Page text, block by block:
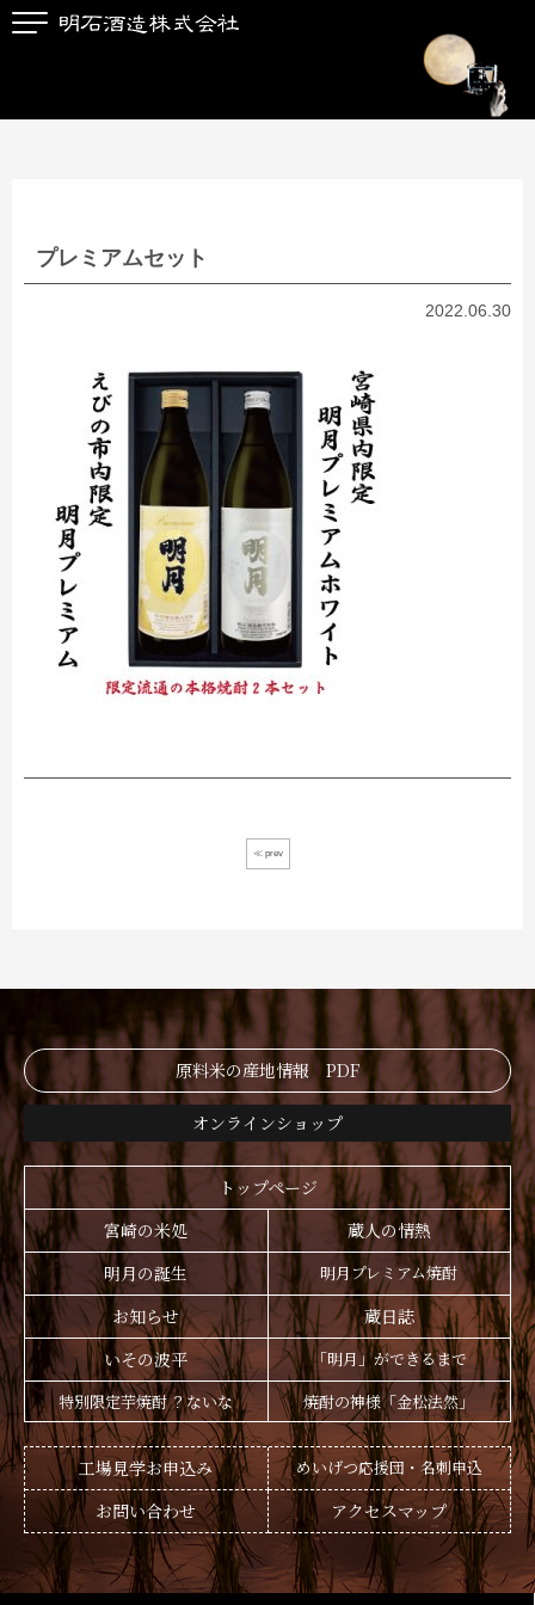
プレミアムセット
2022.06.30
≪ prev
原料米の産地情報 PDF
オンラインショップ
トップページ
宮崎の米処
蔵人の情熱
明月の誕生
明月プレミアム焼酎
お知らせ
蔵日誌
いその波平
「明月」ができるまで
特別限定芋焼酎 ？ないな
焼酎の神様「金松法然」
工場見学お申込み めいげつ応援団・名刺申込
お問い合わせ アクセスマップ